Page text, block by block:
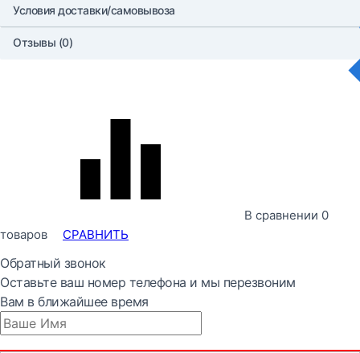
Условия доставки/самовывоза
Отзывы (0)
В сравнении 0
товаров
СРАВНИТЬ
Обратный звонок
Оставьте ваш номер телефона и мы перезвоним
Вам в ближайшее время